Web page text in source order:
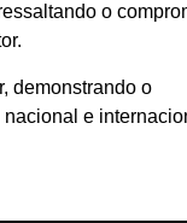
o
demonstrando o
e